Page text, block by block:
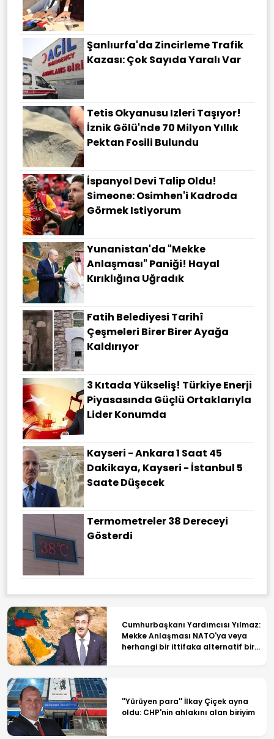
Şanlıurfa'da Zincirleme Trafik
Kazası: Çok Sayıda Yaralı Var
Tetis Okyanusu Izleri Taşıyor!
İznik Gölü'nde 70 Milyon Yıllık
Pektan Fosili Bulundu
İspanyol Devi Talip Oldu!
Simeone: Osimhen'i Kadroda
Görmek Istiyorum
Yunanistan'da "Mekke
Anlaşması" Paniği! Hayal
Kırıklığına Uğradık
Fatih Belediyesi Tarihî
Çeşmeleri Birer Birer Ayağa
Kaldırıyor
3 Kıtada Yükseliş! Türkiye Enerji
Piyasasında Güçlü Ortaklarıyla
Lider Konumda
Kayseri - Ankara 1 Saat 45
Dakikaya, Kayseri - İstanbul 5
Saate Düşecek
Termometreler 38 Dereceyi
Gösterdi
Cumhurbaşkanı Yardımcısı Yılmaz:
Mekke Anlaşması NATO'ya veya
herhangi bir ittifaka alternatif bir
''Yürüyen para'' İlkay Çiçek ayna
oldu: CHP'nin ahlakını alan biriyim